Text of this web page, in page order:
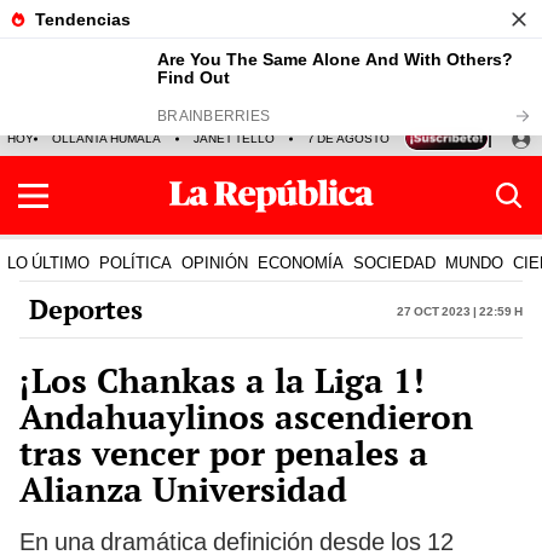
HOY OLLANTA HUMALA JANET TELLO 7 DE AGOSTO TINKA RESULTADOS
LO ÚLTIMO POLÍTICA OPINIÓN ECONOMÍA SOCIEDAD MUNDO
Deportes 27 Oct 2023 | 22:59 h
¡Los Chankas a la Liga 1!
Andahuaylinos ascendieron
tras vencer por penales a
Alianza Universidad
En una dramática definición desde los 12